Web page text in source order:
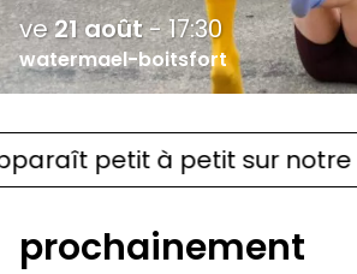
ve 21 août-17:30
watermael-boitsfort
petit à petit sur notre
prochainement